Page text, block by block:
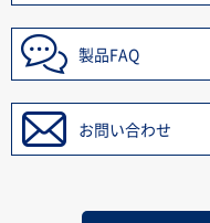
製品FAQ
お問い合わせ